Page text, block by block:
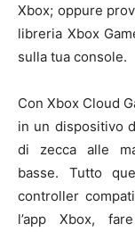
Xbox; oppure
libreria Xbox
sulla tua console.
Con Xbox Cloud
in un dispositivo
di zecca alle
basse. Tutto
controller
l’app Xbox,